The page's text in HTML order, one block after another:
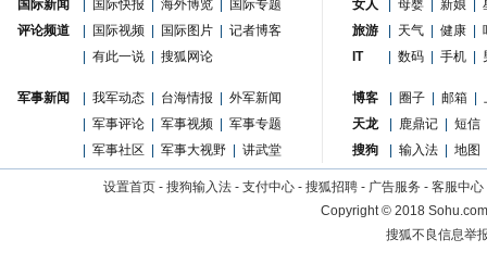
国际新闻 国际快报 海外博览
国际专题
国际视频 国际图片 记者博客
评论频道
有此一说 搜狐网论
军事新闻 我军动态 台海情报
外军新闻
军事评论 军事视频
军事专题
军事社区 军事大视野 讲武堂
女人 母婴 新娘
旅游
天气 健康
IT
数码 手机
博客 圈子 邮箱
天龙
鹿鼎记
短信
搜狗
输入法 地图
设置首页 - 搜狗输入法 - 支付中心 - 搜狐招聘 - 广告服务 - 客服中心
Copyright©2018
搜狐不良信息举